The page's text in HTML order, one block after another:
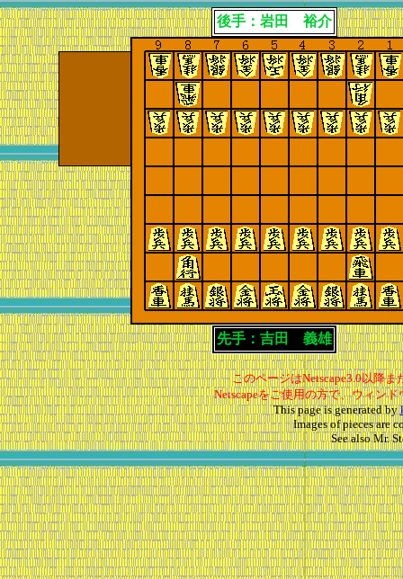
後手：岩田 裕介
先手：吉田 義雄
このページはNetscape3.0以降
Netscapeをご使用の方で、ウィン
This page is generated by
Images of pieces are
See also Mr.